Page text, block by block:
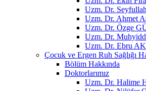
Uzm. Dr.
Uzm. Dr. Ahmet
Uzm. Dr. Özge
Uzm. Dr.
Uzm. Dr. Ebru
Çocuk ve Ergen Ruh Sağlığı
Bölüm Hakkında
Doktorlarımız
Uzm. Dr. Halime